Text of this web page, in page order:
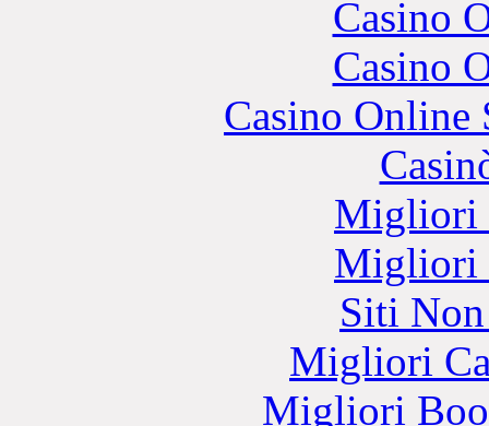
Casino
Casino
Casino
Migliori
Migliori
Siti
Migliori
Migliori